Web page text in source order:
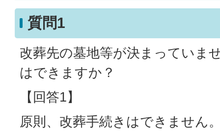
質問1
改葬先の墓地等が決まっていま
はできますか？
【回答1】
原則、改葬手続きはできません